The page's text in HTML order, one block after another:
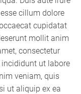
cillum dolore
cupidatat
mollit anim
consectetur
ut labore
veniam, quis
ut aliquip ex ea